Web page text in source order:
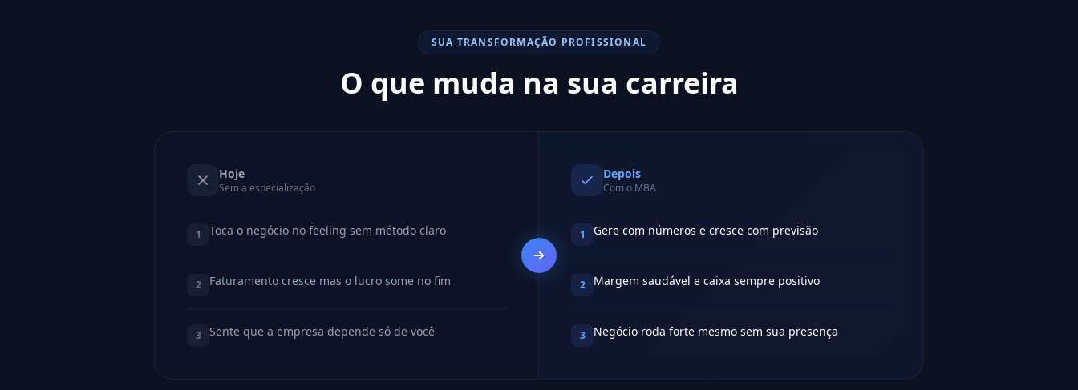
SUA TRANSFORMAÇÃO PROFISSIONAL
O que muda na sua carreira
Hoje
Sem a especialização
1 Toca o negócio no feeling sem método claro
2 Faturamento cresce mas o lucro some no fim
3 Sente que a empresa depende só de você
Depois
Com o MBA
1 Gere com números e cresce com previsão
2 Margem saudável e caixa sempre positivo
3 Negócio roda forte mesmo sem sua presença